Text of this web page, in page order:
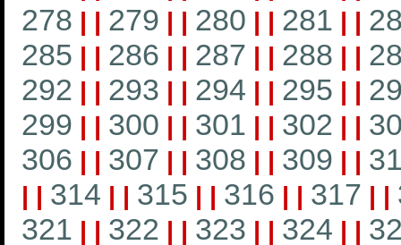
278 | | 279 | | 280 | | 281 | |
285 | | 286 | | 287 | | 288 | |
292 | | 293 | | 294 | | 295 | |
299 | | 300 | | 301 | | 302 | |
306 | | 307 | | 308 | | 309 | |
| | 314 | | 315 | | 316 | | 317 | |
321 | | 322 | | 323 | | 324 | |